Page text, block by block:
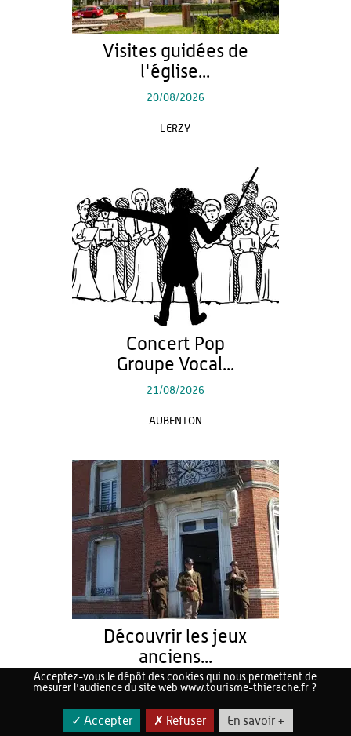
Visites guidées de
l'église...
20/08/2026
LERZY
Concert Pop
Groupe Vocal...
21/08/2026
AUBENTON
Découvrir les jeux
anciens...
Du22/08/2026au23/08/2026
LA CAPELLE
Acceptez-vous le dépôt des cookies qui nous permettent de
mesurer l'audience du site web www.tourisme-thierache.fr ?
✓ Accepter ✗ Refuser En savoir +